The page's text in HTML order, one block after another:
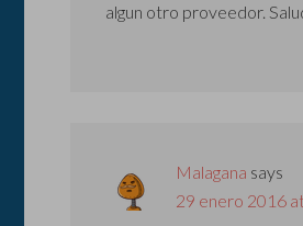
algun otro proveedor.
Malagana says
29 enero 2016